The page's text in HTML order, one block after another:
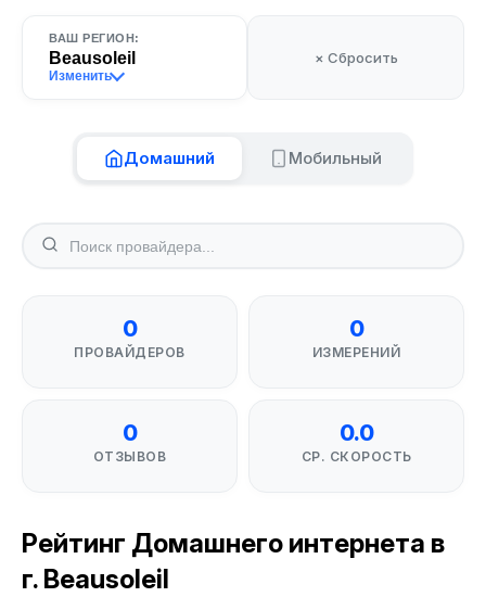
ВАШ РЕГИОН:
Beausoleil
Изменить
× Сбросить
Домашний Мобильный
0
ПРОВАЙДЕРОВ
0
ИЗМЕРЕНИЙ
0
ОТЗЫВОВ
0.0
СР. СКОРОСТЬ
Рейтинг Домашнего интернета в
г. Beausoleil